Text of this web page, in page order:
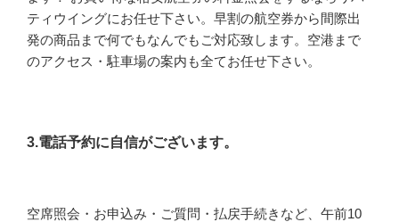
ティウイングにお任せ下さい。早割の航空券から間際出
発の商品まで何でもなんでもご対応致します。空港まで
のアクセス・駐車場の案内も全てお任せ下さい。
3.電話予約に自信がございます。
空席照会・お申込み・ご質問・払戻手続きなど、午前10